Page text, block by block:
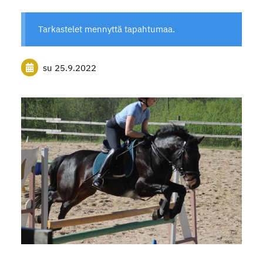
Tarkastelet mennyttä tapahtumaa.
su 25.9.2022